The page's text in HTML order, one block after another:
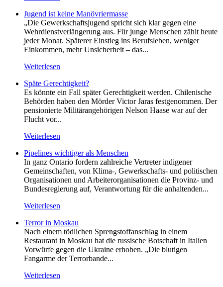
Jugend ist keine Manövriermasse
„Die Gewerkschaftsjugend spricht sich klar gegen eine
Wehrdienstverlängerung aus. Für junge Menschen zählt heute
jeder Monat. Späterer Einstieg ins Berufsleben, weniger
Einkommen, mehr Unsicherheit – das...
Weiterlesen
Späte Gerechtigkeit?
Es könnte ein Fall später Gerechtigkeit werden. Chilenische
Behörden haben den Mörder Victor Jaras festgenommen. Der
pensionierte Militärangehörigen Nelson Haase war auf der
Flucht vor...
Weiterlesen
Pipelines wichtiger als Menschen
In ganz Ontario fordern zahlreiche Vertreter indigener
Gemeinschaften, von Klima-, Gewerkschafts- und politischen
Organisationen und Arbeiterorganisationen die Provinz- und
Bundesregierung auf, Verantwortung für die anhaltenden...
Weiterlesen
Terror in Moskau
Nach einem tödlichen Sprengstoffanschlag in einem
Restaurant in Moskau hat die russische Botschaft in Italien
Vorwürfe gegen die Ukraine erhoben. „Die blutigen
Fangarme der Terrorbande...
Weiterlesen